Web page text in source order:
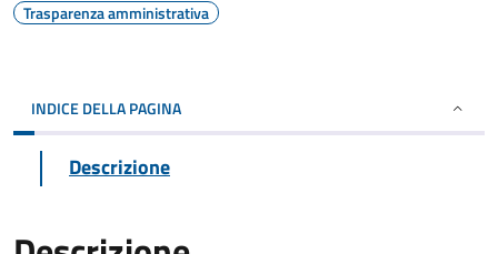
Trasparenza amministrativa
INDICE DELLA PAGINA
Descrizione